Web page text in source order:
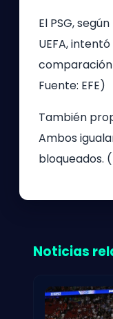
El PSG,
UEFA,
comparación
Fuente: EFE)
También
Ambos
bloqueados.
Noticias